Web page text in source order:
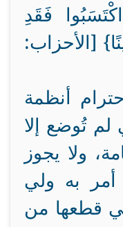
فَقَدِ
[الأحزاب:
أنظمة
لم تُوضع إلا
ولا يجوز
أمر به ولي
قطعها من